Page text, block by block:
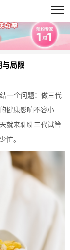
与局限
一个问题：做三代
健康影响不容小
就来聊聊三代试管
忙。